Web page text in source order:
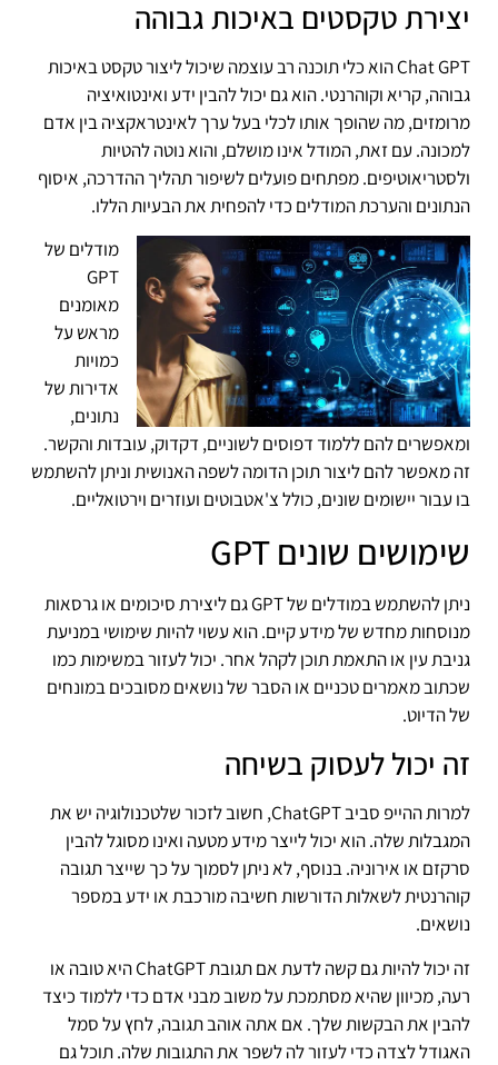
יצירת טקסטים באיכות גבוהה
Chat GPT הוא כלי תוכנה רב עוצמה שיכול ליצור טקסט באיכות
גבוהה, קריא וקוהרנטי. הוא גם יכול להבין ידע ואינטואיציה
מרומזים, מה שהופך אותו לכלי בעל ערך לאינטראקציה בין אדם
למכונה. עם זאת, המודל אינו מושלם, והוא נוטה להטיות
ולסטריאוטיפים. מפתחים פועלים לשיפור תהליך ההדרכה, איסוף
הנתונים והערכת המודלים כדי להפחית את הבעיות הללו.
מודלים של
GPT
מאומנים
מראש על
כמויות
אדירות של
נתונים,
ומאפשרים להם ללמוד דפוסים לשוניים, דקדוק, עובדות והקשר.
זה מאפשר להם ליצור תוכן הדומה לשפה האנושית וניתן להשתמש
בו עבור יישומים שונים, כולל צ'אטבוטים ועוזרים וירטואליים.
שימושים שונים GPT
ניתן להשתמש במודלים של GPT גם ליצירת סיכומים או גרסאות
מנוסחות מחדש של מידע קיים. הוא עשוי להיות שימושי במניעת
גניבת עין או התאמת תוכן לקהל אחר. יכול לעזור במשימות כמו
שכתוב מאמרים טכניים או הסבר של נושאים מסובכים במונחים
של הדיוט.
זה יכול לעסוק בשיחה
למרות ההייפ סביב ChatGPT, חשוב לזכור שלטכנולוגיה יש את
המגבלות שלה. הוא יכול לייצר מידע מטעה ואינו מסוגל להבין
סרקזם או אירוניה. בנוסף, לא ניתן לסמוך על כך שייצר תגובה
קוהרנטית לשאלות הדורשות חשיבה מורכבת או ידע במספר
נושאים.
זה יכול להיות גם קשה לדעת אם תגובת ChatGPT היא טובה או
רעה, מכיוון שהיא מסתמכת על משוב מבני אדם כדי ללמוד כיצד
להבין את הבקשות שלך. אם אתה אוהב תגובה, לחץ על סמל
האגודל לצדה כדי לעזור לה לשפר את התגובות שלה. תוכל גם